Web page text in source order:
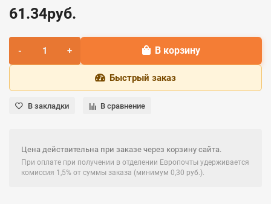
61.34руб.
В корзину
Быстрый заказ
В закладки В сравнение
Цена действительна при заказе через корзину сайта.
При оплате при получении в отделении Европочты удерживается
комиссия 1,5% от суммы заказа (минимум 0,30 руб.).